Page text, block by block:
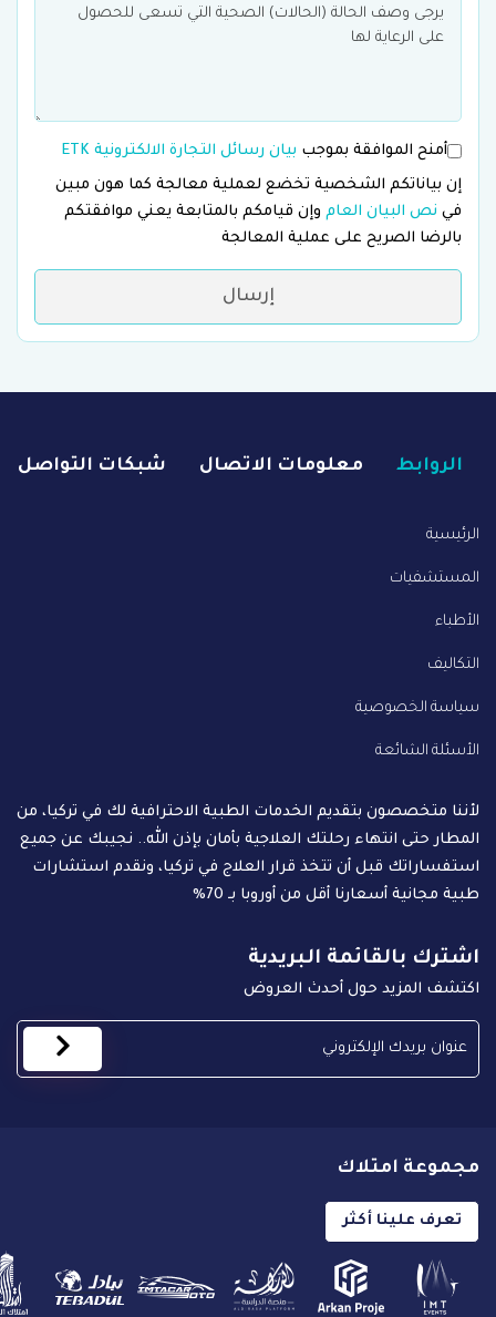
أمنح الموافقة بموجب بيان رسائل التجارة الالكترونية ETK
إن بياناتكم الشخصية تخضع لعملية معالجة كما هون مبين
في نص البيان العام وإن قيامكم بالمتابعة يعني موافقتكم
بالرضا الصريح على عملية المعالجة
إرسال
الروابط معلومات الاتصال شبكات التواصل
الرئيسية
المستشفيات
الأطباء
التكاليف
سياسة الخصوصية
الأسئلة الشائعة
لأننا متخصصون بتقديم الخدمات الطبية الاحترافية لك في تركيا، من
المطار حتى انتهاء رحلتك العلاجية بأمان بإذن الله.. نجيبك عن جميع
استفساراتك قبل أن تتخذ قرار العلاج في تركيا، ونقدم استشارات
طبية مجانية أسعارنا أقل من أوروبا بـ 70%
اشترك بالقائمة البريدية
اكتشف المزيد حول أحدث العروض
مجموعة امتلاك
تعرف علينا أكثر